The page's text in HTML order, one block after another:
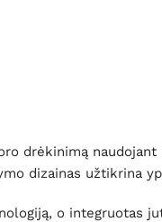
drėkinimą
dizainas užtikrina
o